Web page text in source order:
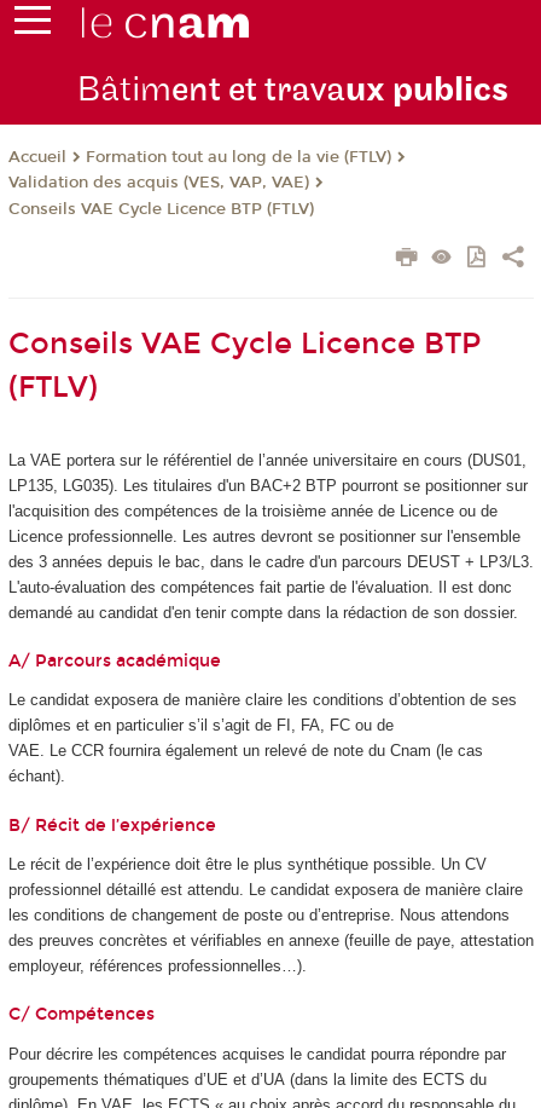
Bâtiment et travaux publics
Accueil
Formation tout au long de la vie (FTLV)
Validation des acquis (VES, VAP, VAE)
Conseils VAE Cycle Licence BTP (FTLV)
Conseils VAE Cycle Licence BTP
(FTLV)
La VAE portera sur le référentiel de l’année universitaire en cours (DUS01,
LP135, LG035). Les titulaires d'un BAC+2 BTP pourront se positionner sur
l'acquisition des compétences de la troisième année de Licence ou de
Licence professionnelle. Les autres devront se positionner sur l'ensemble
des 3 années depuis le bac, dans le cadre d'un parcours DEUST + LP3/L3.
L'auto-évaluation des compétences fait partie de l'évaluation. Il est donc
demandé au candidat d'en tenir compte dans la rédaction de son dossier.
A/ Parcours académique
Le candidat exposera de manière claire les conditions d’obtention de ses
diplômes et en particulier s’il s’agit de FI, FA, FC ou de
VAE. Le CCR fournira également un relevé de note du Cnam (le cas
échant).
B/ Récit de l’expérience
Le récit de l’expérience doit être le plus synthétique possible. Un CV
professionnel détaillé est attendu. Le candidat exposera de manière claire
les conditions de changement de poste ou d’entreprise. Nous attendons
des preuves concrètes et vérifiables en annexe (feuille de paye, attestation
employeur, références professionnelles…).
C/ Compétences
Pour décrire les compétences acquises le candidat pourra répondre par
groupements thématiques d’UE et d’UA (dans la limite des ECTS du